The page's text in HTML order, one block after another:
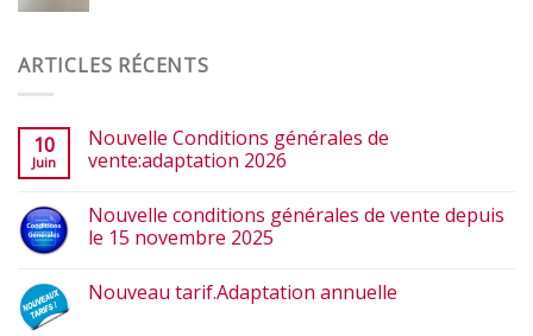
ARTICLES RÉCENTS
10
Juin
Nouvelle Conditions générales de
vente:adaptation 2026
Nouvelle conditions générales de vente depuis
le 15 novembre 2025
Nouveau tarif.Adaptation annuelle